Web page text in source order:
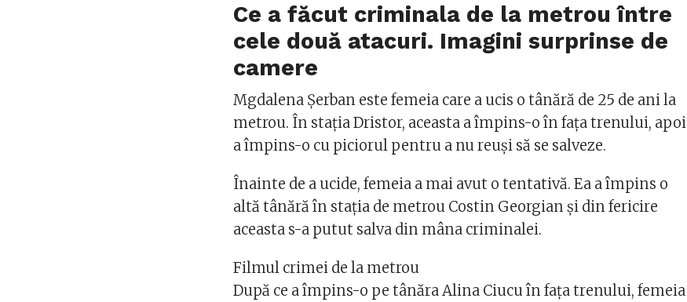
Ce a făcut criminala de la metrou între
cele două atacuri. Imagini surprinse de
camere
Mgdalena Șerban este femeia care a ucis o tânără de 25 de ani la
metrou. În stația Dristor, aceasta a împins-o în fața trenului, apoi
a împins-o cu piciorul pentru a nu reuși să se salveze.
Înainte de a ucide, femeia a mai avut o tentativă. Ea a împins o
altă tânără în stația de metrou Costin Georgian și din fericire
aceasta s-a putut salva din mâna criminalei.
Filmul crimei de la metrou
După ce a împins-o pe tânăra Alina Ciucu în fața trenului, femeia